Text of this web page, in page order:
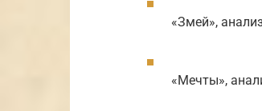
«Змей»,
«Мечты»,